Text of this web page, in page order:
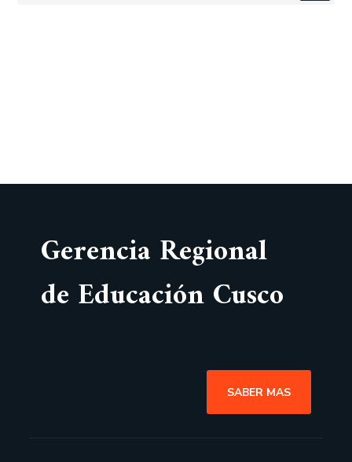
Gerencia Regional
de Educación Cusco
SABER MAS